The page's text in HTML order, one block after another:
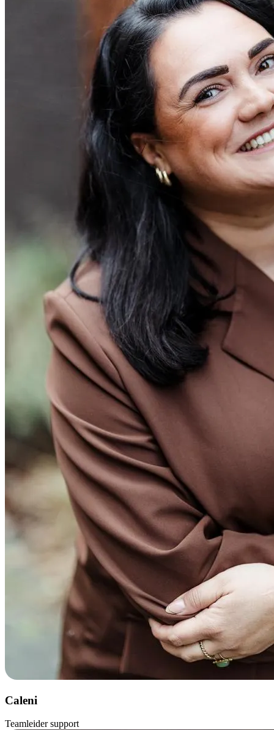
Caleni
Teamleider support